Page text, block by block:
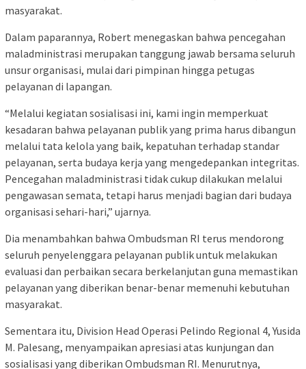
masyarakat.
Dalam paparannya, Robert menegaskan bahwa pencegahan
maladministrasi merupakan tanggung jawab bersama seluruh
unsur organisasi, mulai dari pimpinan hingga petugas
pelayanan di lapangan.
“Melalui kegiatan sosialisasi ini, kami ingin memperkuat
kesadaran bahwa pelayanan publik yang prima harus dibangun
melalui tata kelola yang baik, kepatuhan terhadap standar
pelayanan, serta budaya kerja yang mengedepankan integritas.
Pencegahan maladministrasi tidak cukup dilakukan melalui
pengawasan semata, tetapi harus menjadi bagian dari budaya
organisasi sehari-hari,” ujarnya.
Dia menambahkan bahwa Ombudsman RI terus mendorong
seluruh penyelenggara pelayanan publik untuk melakukan
evaluasi dan perbaikan secara berkelanjutan guna memastikan
pelayanan yang diberikan benar-benar memenuhi kebutuhan
masyarakat.
Sementara itu, Division Head Operasi Pelindo Regional 4, Yusida
M. Palesang, menyampaikan apresiasi atas kunjungan dan
sosialisasi yang diberikan Ombudsman RI. Menurutnya,